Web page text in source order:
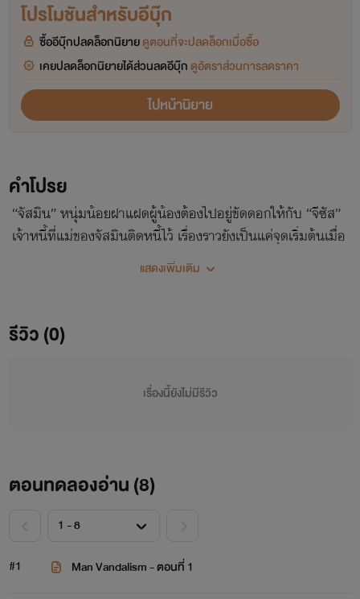
โปรโมชันสำหรับอีบุ๊ก
ซื้ออีบุ๊กปลดล็อกนิยายดูตอนที่จะปลดล็อกเมื่อซื้อ
เคยปลดล็อกนิยายได้ส่วนลดอีบุ๊ก ดูอัตราส่วนการลดราคา
ไปหน้านิยาย
คำโปรย
“จัสมิน” หนุ่มน้อยฝาแฝดผู้น้องต้องไปอยู่ขัดดอกให้กับ “จีซัส”
เจ้าหนี้ที่แม่ของจัสมินติดหนี้ไว้ เรื่องราวยังเป็นแค่จุดเริ่มต้นเมื่อ
จีซัสใช้งานจัสมินอย่างหนัก ไม่ว่าจะเป็นงานบ้าน งานสวน หรือ
แสดงเพิ่มเติม
รีวิว (0)
เรื่องนี้ยังไม่มีรีวิว
ตอนทดลองอ่าน (8)
#1 Man Vandalism - ตอนที่ 1